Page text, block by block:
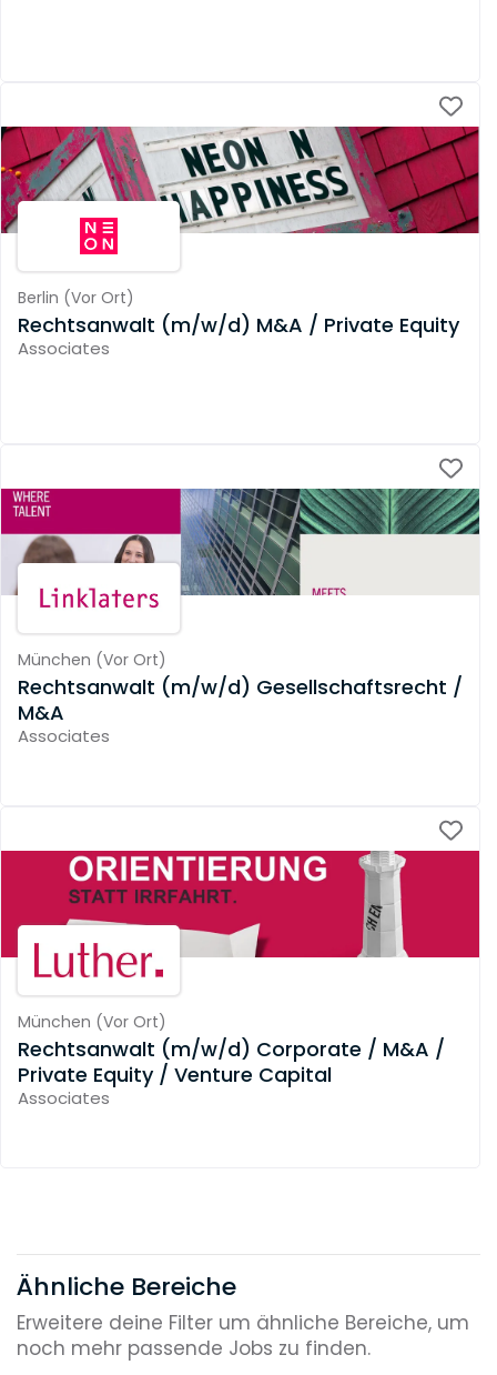
Berlin (Vor Ort)
Rechtsanwalt (m/w/d) M&A / Private Equity
Associates
München (Vor Ort)
Rechtsanwalt (m/w/d) Gesellschaftsrecht /
M&A
Associates
München (Vor Ort)
Rechtsanwalt (m/w/d) Corporate / M&A /
Private Equity / Venture Capital
Associates
Ähnliche Bereiche
Erweitere deine Filter um ähnliche Bereiche, um
noch mehr passende Jobs zu finden.